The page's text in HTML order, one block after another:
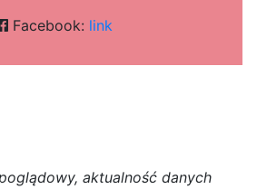
Facebook: link
aktualność danych